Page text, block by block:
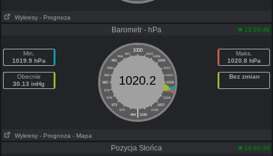
Wykresy - Prognoza
Barometr - hPa 13:59:46
Min.
1019.9 hPa
Obecnie
30.13 inHg
1000
997 1003
994
1006
991
1009
988
1012
985
1015
982
1018
979
1021
976
1024
973
1027
970
1030
|
964 1036
1020.2
Maks.
1020.8 hPa
Bez zmian
Wykresy - Prognoza - Mapa
Pozycja Słońca 14:00:35